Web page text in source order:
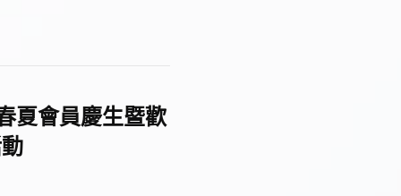
夏會員慶生暨歡